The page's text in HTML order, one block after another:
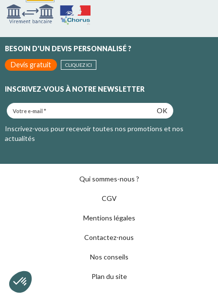
BESOIN D'UN DEVIS PERSONNALISÉ ?
Devis gratuit
CLIQUEZ ICI
INSCRIVEZ-VOUS À NOTRE NEWSLETTER
OK
Inscrivez-vous pour recevoir toutes nos promotions et nos
actualités
Qui sommes-nous ?
CGV
Mentions légales
Contactez-nous
Nos conseils
Plan du site